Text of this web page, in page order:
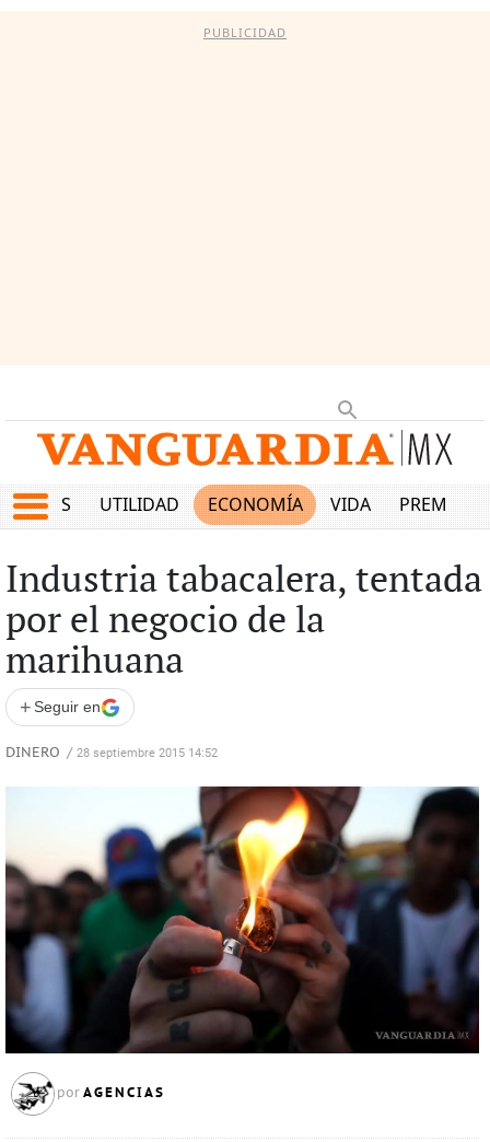
PUBLICIDAD
UTILIDAD ECONOMÍA VIDA PREMIUM
Industria tabacalera, tentada
por el negocio de la
marihuana
+ Seguir en
DINERO / 28 septiembre 2015 14:52
por AGENCIAS